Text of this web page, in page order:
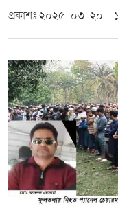
প্রকাশঃ ২০২৫-০৩-২০ -